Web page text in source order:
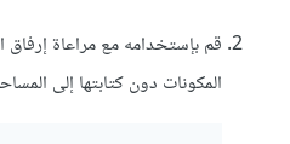
المكونات دون كتابتها إلى